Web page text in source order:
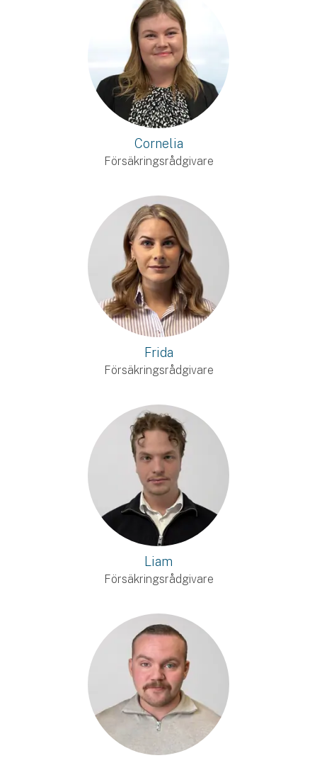
Cornelia
Försäkringsrådgivare
Frida
Försäkringsrådgivare
Liam
Försäkringsrådgivare